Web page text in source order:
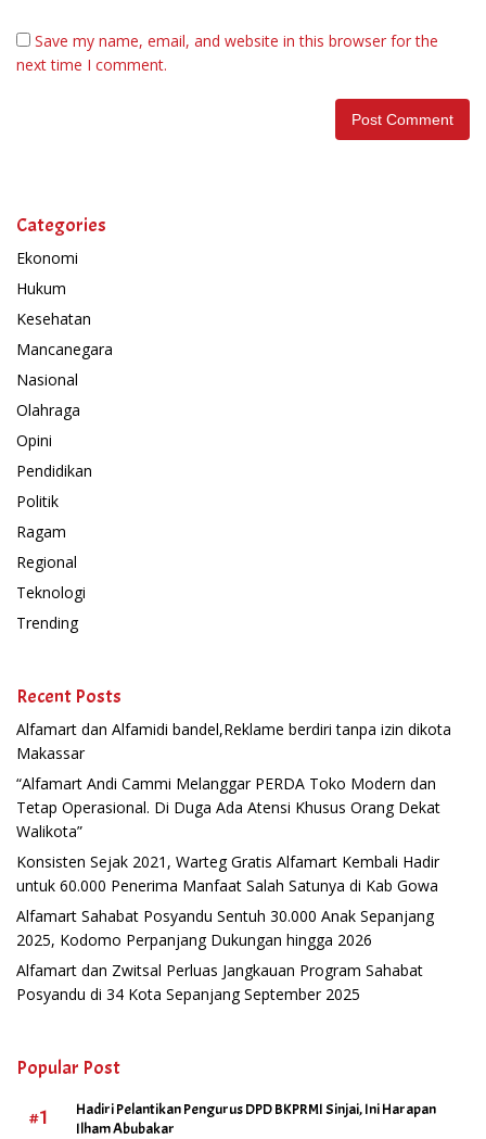
Save my name, email, and website in this browser for the
next time I comment.
Categories
Ekonomi
Hukum
Kesehatan
Mancanegara
Nasional
Olahraga
Opini
Pendidikan
Politik
Ragam
Regional
Teknologi
Trending
Recent Posts
Alfamart dan Alfamidi bandel,Reklame berdiri tanpa izin dikota
Makassar
“Alfamart Andi Cammi Melanggar PERDA Toko Modern dan
Tetap Operasional. Di Duga Ada Atensi Khusus Orang Dekat
Walikota”
Konsisten Sejak 2021, Warteg Gratis Alfamart Kembali Hadir
untuk 60.000 Penerima Manfaat Salah Satunya di Kab Gowa
Alfamart Sahabat Posyandu Sentuh 30.000 Anak Sepanjang
2025, Kodomo Perpanjang Dukungan hingga 2026
Alfamart dan Zwitsal Perluas Jangkauan Program Sahabat
Posyandu di 34 Kota Sepanjang September 2025
Popular Post
#1
Hadiri Pelantikan Pengurus DPD BKPRMI Sinjai, Ini Harapan
Ilham Abubakar